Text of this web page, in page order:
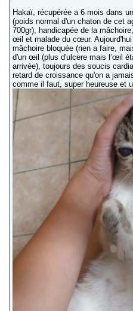
Hakaï, récupérée a 6 mois dans
(poids normal d'un chaton de cet
700gr), handicapée de la
œil et malade du cœur.
mâchoire bloquée (rien a faire,
d'un œil (plus d'ulcere mais l’œil
arrivée), toujours des soucis
retard de croissance qu'on a
comme il faut, super heureuse et